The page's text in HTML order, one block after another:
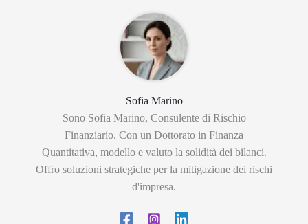
Sofia Marino
Sono Sofia Marino, Consulente di Rischio
Finanziario. Con un Dottorato in Finanza
Quantitativa, modello e valuto la solidità dei bilanci.
Offro soluzioni strategiche per la mitigazione dei rischi
d'impresa.